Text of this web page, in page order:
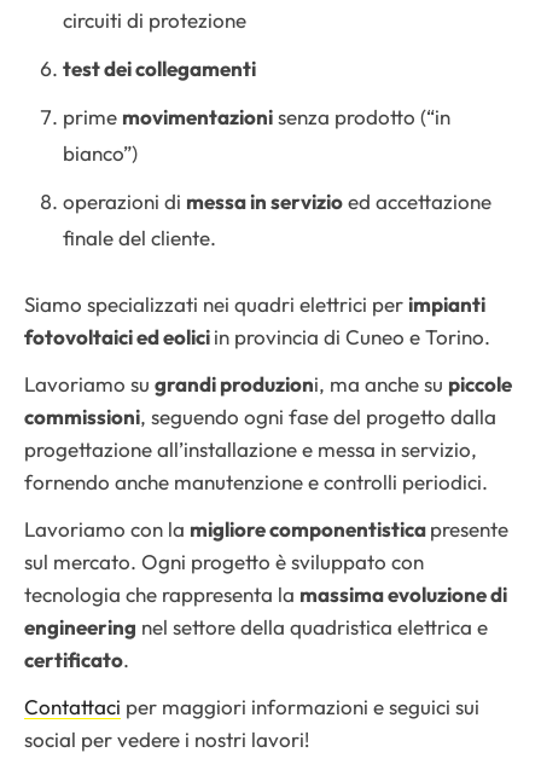
circuiti di protezione
test dei collegamenti
prime movimentazionisenza prodotto (“in
bianco”)
operazioni di messa in servizioed accettazione
finale del cliente.
Siamo specializzati nei quadri elettrici per impianti
fotovoltaici ed eoliciin provincia di Cuneo e Torino.
Lavoriamo su grandi produzioni, ma anche su piccole
commissioni, seguendo ogni fase del progetto dalla
progettazione all’installazione e messa in servizio,
fornendo anche manutenzione e controlli periodici.
Lavoriamo con la migliore componentisticapresente
sul mercato. Ogni progetto è sviluppato con
tecnologia che rappresenta la massima evoluzione di
engineering nel settore della quadristica elettrica e
certificato.
Contattaci per maggiori informazioni e seguici sui
social per vedere i nostri lavori!